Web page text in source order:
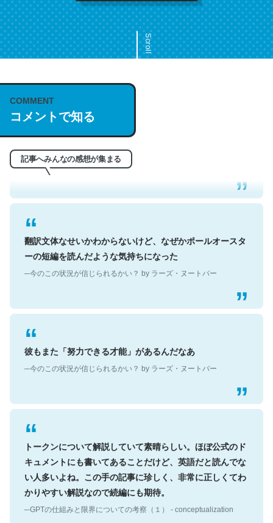
Scroll
COMMENT
コメントで知る
記事へみんなの感想が集まる
これは名文。彼はとてもクレバーなんだろうなと凄く思
う。英語少しでも読める人は原文もお勧め。自分はこの流
れ好き。Let’s Fucking Go. Then Covid hit. Shit.
─今のこの状況が信じられるかい？ by ラーズ・ヌートバー
翻訳文体なせいかわからないけど、なぜかポールオースタ
ーの短編を読んだような気持ちになった
彼もまた「努力できる才能」があるんだなあ
トークンについて解説していて素晴らしい。ほぼ公式のド
キュメントにも書いてあることだけど、英語だと読んでな
い人多いよね。この手の記事に珍しく、非常に正しくてわ
かりやすい解説なので続編にも期待。